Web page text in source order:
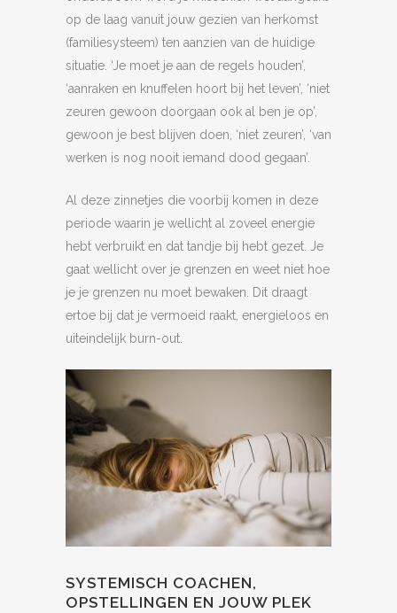
op de laag vanuit jouw gezien van herkomst
(familiesysteem) ten aanzien van de huidige
situatie. ‘Je moet je aan de regels houden’,
‘aanraken en knuffelen hoort bij het leven’, ‘niet
zeuren gewoon doorgaan ook al ben je op’,
gewoon je best blijven doen, ‘niet zeuren’, ‘van
werken is nog nooit iemand dood gegaan’.
Al deze zinnetjes die voorbij komen in deze
periode waarin je wellicht al zoveel energie
hebt verbruikt en dat tandje bij hebt gezet. Je
gaat wellicht over je grenzen en weet niet hoe
je je grenzen nu moet bewaken. Dit draagt
ertoe bij dat je vermoeid raakt, energieloos en
uiteindelijk burn-out.
SYSTEMISCH COACHEN,
OPSTELLINGEN EN JOUW PLEK